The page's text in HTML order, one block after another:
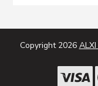
Copyright 2026